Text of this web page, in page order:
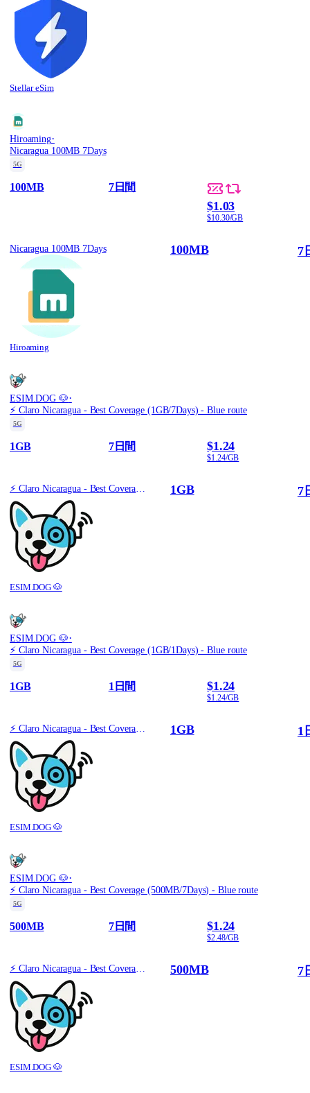
Stellar eSim
Hiroaming·
Nicaragua 100MB 7Days
5G
100MB 7日間
$1.03
$10.30/GB
Nicaragua 100MB 7Days
Hiroaming
100MB 7
ESIM.DOG 🐶·
⚡️ Claro Nicaragua - Best Coverage (1GB/7Days) - Blue route
5G
1GB 7日間 $1.24
$1.24/GB
ESIM.DOG 🐶
1GB 7
ESIM.DOG 🐶·
⚡️ Claro Nicaragua - Best Coverage (1GB/1Days) - Blue route
5G
1GB 1日間 $1.24
$1.24/GB
ESIM.DOG 🐶
1GB 1
ESIM.DOG 🐶·
⚡️ Claro Nicaragua - Best Coverage (500MB/7Days) - Blue route
5G
500MB 7日間 $1.24
$2.48/GB
ESIM.DOG 🐶
500MB 7